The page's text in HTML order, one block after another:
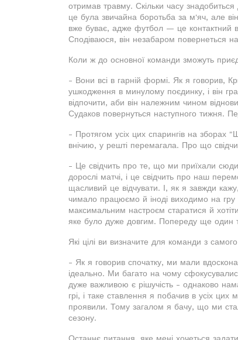
отримав травму. Скільки часу
це була звичайна боротьба за м'яч, але
вже буває, адже футбол — це контактний
Сподіваюся, він незабаром повернеться
Коли ж до основної команди зможуть
- Вони всі в гарній формі. Як я говорив,
ушкодження в минулому поєдинку, і він
відпочити, аби він належним чином
Судаков повернуться наступного тижня.
- Протягом усіх цих спарингів на зборах
внічию, у решті перемагала. Про що
- Це свідчить про те, що ми приїхали
дорослі матчі, і це свідчить про наш
щасливий це відчувати. І, як я завжди
чимало працюємо й іноді виходимо на
максимальним настроєм старатися й
яке було дуже довгим. Попереду ще
Які цілі ви визначите для команди з
- Як я говорив спочатку, ми мали
ідеально. Ми багато на чому
дуже важливою є рішучість - однаково
грі, і таке ставлення я побачив в усіх
проявили. Тому загалом я бачу, що ми
сезону.
Останнє питання, яке мені хочеться